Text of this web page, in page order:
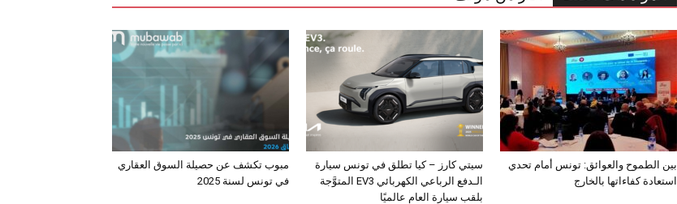
مبوب تكشف عن حصيلة السوق العقاري
في تونس لسنة 2025
سيتي كارز – كيا تطلق في تونس سيارة
الـدفع الرباعي الكهربائي EV3 المتوَّجة
بلقب سيارة العام عالميًا
بين الطموح والعوائق: تونس أمام تحدي
استعادة كفاءاتها بالخارج